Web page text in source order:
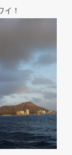
イ！